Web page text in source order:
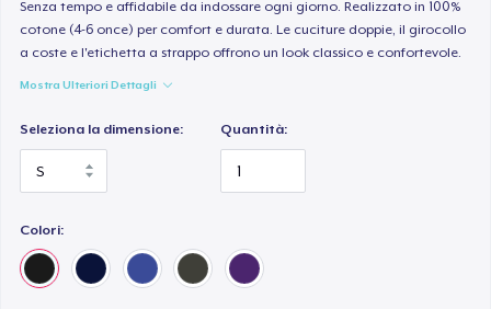
Senza tempo e affidabile da indossare ogni giorno. Realizzato in 100%
cotone (4-6 once) per comfort e durata. Le cuciture doppie, il girocollo
a coste e l'etichetta a strappo offrono un look classico e confortevole.
Mostra Ulteriori Dettagli
Seleziona la dimensione: Quantità:
Colori: